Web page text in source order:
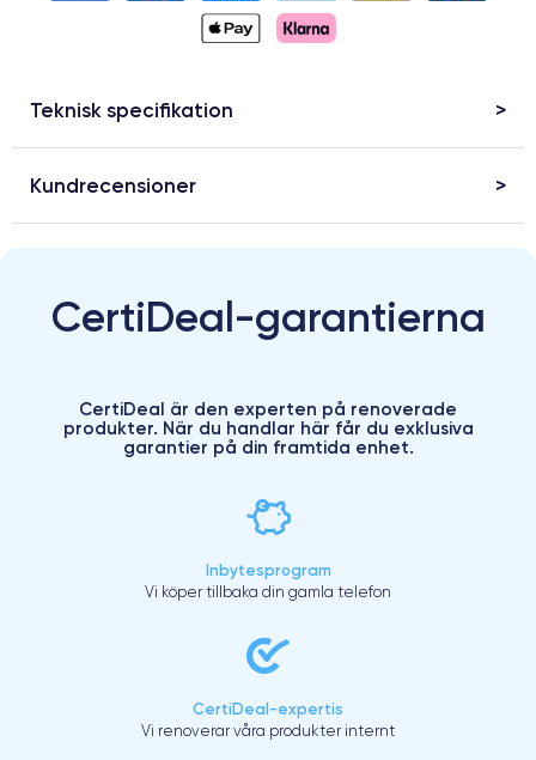
Teknisk specifikation
Kundrecensioner
CertiDeal-garantierna
CertiDeal är den experten på renoverade
produkter. När du handlar här får du exklusiva
garantier på din framtida enhet.
Inbytesprogram
Vi köper tillbaka din gamla telefon
CertiDeal-expertis
Vi renoverar våra produkter internt